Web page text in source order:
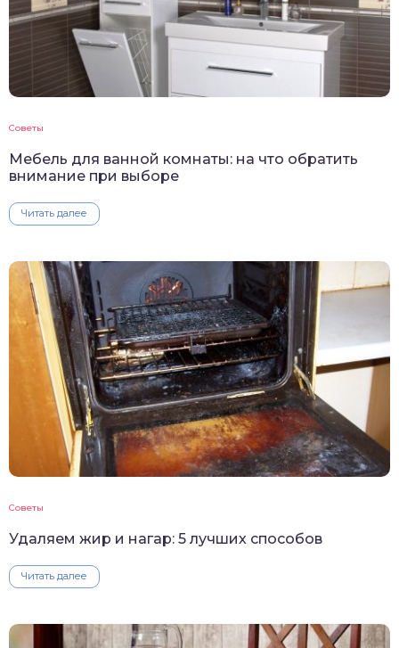
Советы
Мебель для ванной комнаты: на что обратить
внимание при выборе
Читать далее
Советы
Удаляем жир и нагар: 5 лучших способов
Читать далее